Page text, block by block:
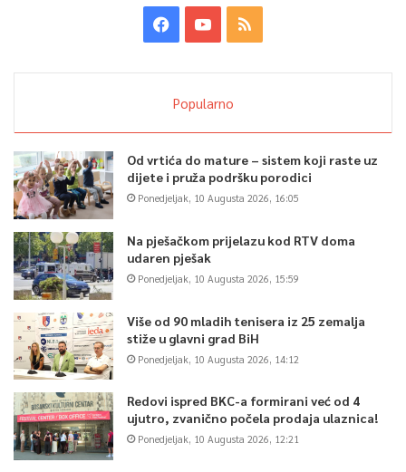
Popularno
Od vrtića do mature – sistem koji raste uz
dijete i pruža podršku porodici
Ponedjeljak, 10 Augusta 2026, 16:05
Na pješačkom prijelazu kod RTV doma
udaren pješak
Ponedjeljak, 10 Augusta 2026, 15:59
Više od 90 mladih tenisera iz 25 zemalja
stiže u glavni grad BiH
Ponedjeljak, 10 Augusta 2026, 14:12
Redovi ispred BKC-a formirani već od 4
ujutro, zvanično počela prodaja ulaznica!
Ponedjeljak, 10 Augusta 2026, 12:21